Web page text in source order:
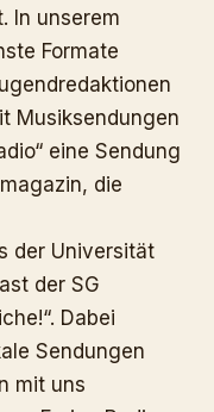
In unserem
Formate
Musiksendungen
eine Sendung
die
der Universität
der SG
Dabei
Sendungen
mit uns